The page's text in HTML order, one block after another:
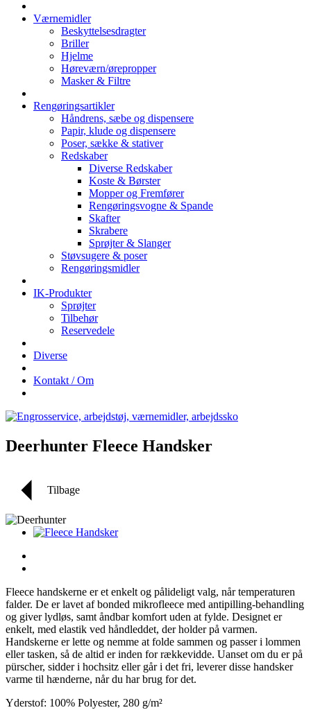
Værnemidler
Beskyttelsesdragter
Briller
Hjelme
Høreværn/ørepropper
Masker & Filtre
Rengøringsartikler
Håndrens, sæbe og dispensere
Papir, klude og dispensere
Poser, sække & stativer
Redskaber
Diverse Redskaber
Koste & Børster
Mopper og Fremfører
Rengøringsvogne & Spande
Skafter
Skrabere
Sprøjter & Slanger
Støvsugere & poser
Rengøringsmidler
IK-Produkter
Sprøjter
Tilbehør
Reservedele
Diverse
Kontakt / Om
Deerhunter Fleece Handsker
Tilbage
Fleece handskerne er et enkelt og pålideligt valg, når temperaturen
falder. De er lavet af bonded mikrofleece med antipilling-behandling
og giver lydløs, samt åndbar komfort uden at fylde. Designet er
enkelt, med elastik ved håndleddet, der holder på varmen.
Handskerne er lette og nemme at folde sammen og passer i lommen
eller tasken, så de altid er inden for rækkevidde. Uanset om du er på
pürscher, sidder i hochsitz eller går i det fri, leverer disse handsker
varme til hænderne, når du har brug for det.
Yderstof: 100% Polyester, 280 g/m²